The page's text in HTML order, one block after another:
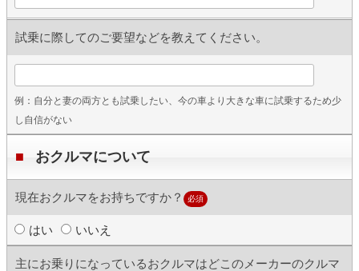
試乗に際してのご要望などを教えてください。
例：自分と妻の両方とも試乗したい、今の車より大きな車に試乗するため少
し自信がない
おクルマについて
現在おクルマをお持ちですか？ 必須
はい いいえ
主にお乗りになっているおクルマはどこのメーカーのクルマ